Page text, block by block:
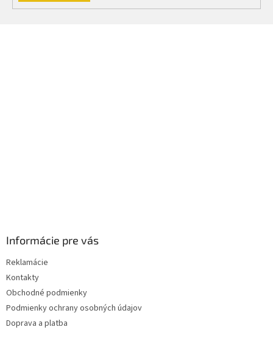
Informácie pre vás
Reklamácie
Kontakty
Obchodné podmienky
Podmienky ochrany osobných údajov
Doprava a platba